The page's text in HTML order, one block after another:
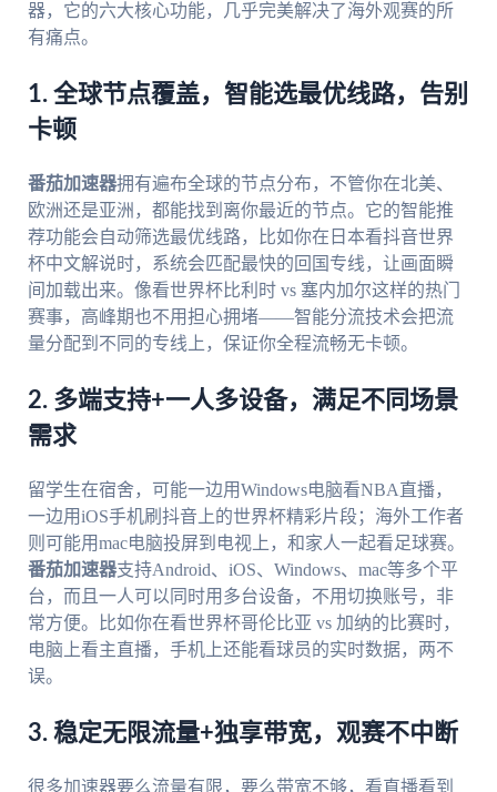
器，它的六大核心功能，几乎完美解决了海外观赛的所
有痛点。
1. 全球节点覆盖，智能选最优线路，告别
卡顿
番茄加速器拥有遍布全球的节点分布，不管你在北美、
欧洲还是亚洲，都能找到离你最近的节点。它的智能推
荐功能会自动筛选最优线路，比如你在日本看抖音世界
杯中文解说时，系统会匹配最快的回国专线，让画面瞬
间加载出来。像看世界杯比利时 vs 塞内加尔这样的热门
赛事，高峰期也不用担心拥堵——智能分流技术会把流
量分配到不同的专线上，保证你全程流畅无卡顿。
2. 多端支持+一人多设备，满足不同场景
需求
留学生在宿舍，可能一边用Windows电脑看NBA直播，
一边用iOS手机刷抖音上的世界杯精彩片段；海外工作者
则可能用mac电脑投屏到电视上，和家人一起看足球赛。
番茄加速器支持Android、iOS、Windows、mac等多个平
台，而且一人可以同时用多台设备，不用切换账号，非
常方便。比如你在看世界杯哥伦比亚 vs 加纳的比赛时，
电脑上看主直播，手机上还能看球员的实时数据，两不
误。
3. 稳定无限流量+独享带宽，观赛不中断
很多加速器要么流量有限，要么带宽不够，看直播看到